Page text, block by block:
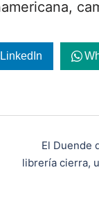
LinkedIn
El Duende
librería cierra,